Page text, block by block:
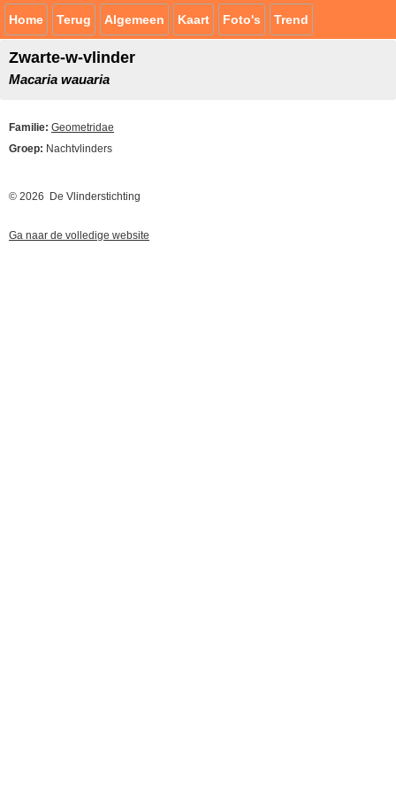
Home Terug Algemeen Kaart Foto's Trend
Zwarte-w-vlinder
Macaria wauaria
Familie: Geometridae
Groep: Nachtvlinders
© 2026 De Vlinderstichting
Ga naar de volledige website